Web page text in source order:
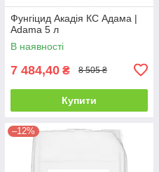
Фунгіцид Акадія КС Адама |
Adama 5 л
В наявності
7 484,40 ₴ 8 505 ₴
Купити
–12%